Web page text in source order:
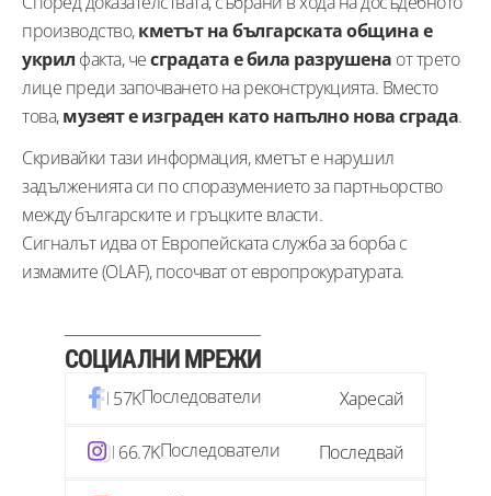
производство,кметът на българската община е
укрил факта, чесградата е била разрушена от трето
лице преди започването на реконструкцията. Вместо
това,музеят е изграден като напълно нова сграда.
Скривайки тази информация, кметът е нарушил
задълженията си по споразумението за партньорство
между българските и гръцките власти.
Сигналът идва от Европейската служба за борба с
измамите (OLAF), посочват от европрокуратурата.
СОЦИАЛНИ МРЕЖИ
57KПоследователи Харесай
66.7KПоследователи Последвай